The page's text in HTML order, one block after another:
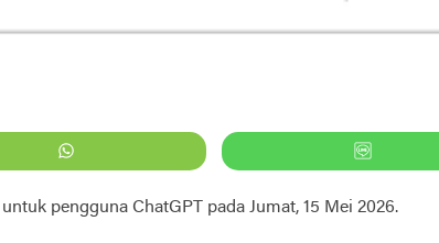
pengguna ChatGPT pada Jumat, 15 Mei 2026.